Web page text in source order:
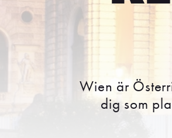
Wien är
dig som